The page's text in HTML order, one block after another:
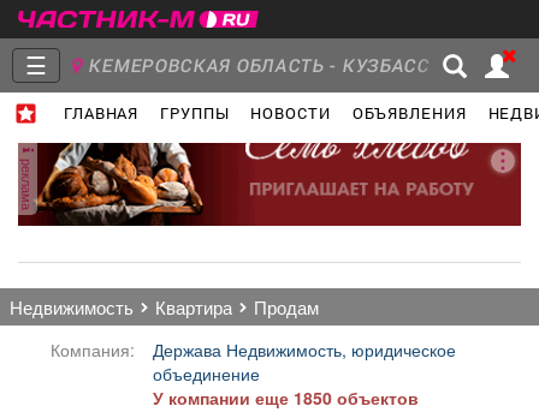
☰ КЕМЕРОВСКАЯ ОБЛАСТЬ - КУЗБАСС
ГЛАВНАЯ ГРУППЫ НОВОСТИ ОБЪЯВЛЕНИЯ
Главная
Группы Новости
реклама
недвижимость квартира продам
Компания:
Держава Недвижимость, юридическое
объединение
У компании еще 1850 объектов